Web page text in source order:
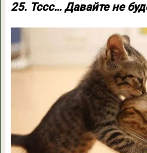
25. Тссс… Давайте не